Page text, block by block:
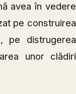
avea în vedere
pe construirea
pe distrugerea
unor clădiri